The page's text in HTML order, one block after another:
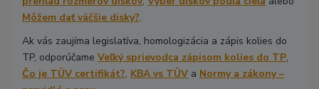
Môžem dať väčšie disky?.
Ak vás zaujíma legislatíva, homologizácia a zápis kolies do
TP, odporúčameVeľký sprievodca zápisom kolies do TP,
Čo je TÜV certifikát?, KBA vs TÜV a Normy a zákony –